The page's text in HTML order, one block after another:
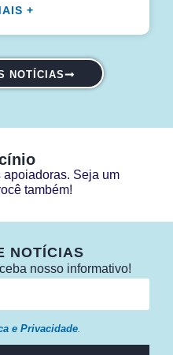
+
NOTÍCIAS
Seja um
também!
NOTÍCIAS
nosso informativo!
e Privacidade.